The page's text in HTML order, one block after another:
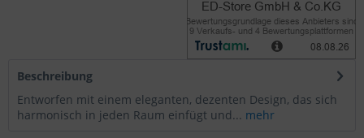
Beschreibung
Entworfen mit einem eleganten, dezenten Design, das sich
harmonisch in jeden Raum einfügt und... mehr